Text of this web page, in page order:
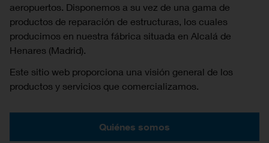
aeropuertos. Disponemos a su vez de una gama de
productos de reparación de estructuras, los cuales
producimos en nuestra fábrica situada en Alcalá de
Henares (Madrid).
Este sitio web proporciona una visión general de los
productos y servicios que comercializamos.
Quiénes somos